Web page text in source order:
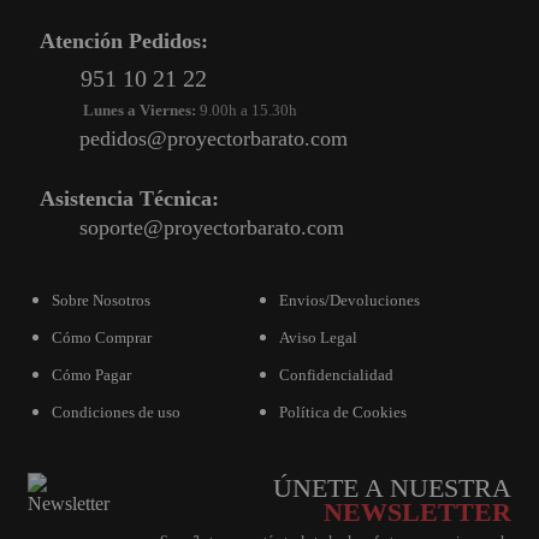
MUNDIAL 2026
PROYECTOR PARA FUTBOL
PROYECTORES 2K O 4K
REACONDICIONADOS
¿QUÉ MODELO NECESITO?
OFERTAS DESTACADAS
PRODUCTOS
RECOMENDADOS
Atención Pedidos:
951 10 21 22
Lunes a Viernes: 9.00h a 15.30h
pedidos@proyectorbarato.com
Asistencia Técnica:
soporte@proyectorbarato.com
Sobre Nosotros
Cómo Comprar
Cómo Pagar
Condiciones de uso
Envios/Devoluciones
Aviso Legal
Confidencialidad
Política de Cookies
ÚNETE A NUESTRA
NEWSLETTER